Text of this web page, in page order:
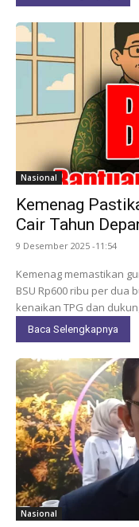
Nasional
Kemenag
Cair Tahun
9 Desember 2025 -11:54
Kemenag memastikan
BSU Rp600 ribu per dua
kenaikan TPG dan
Baca Selengkapnya
Nasional